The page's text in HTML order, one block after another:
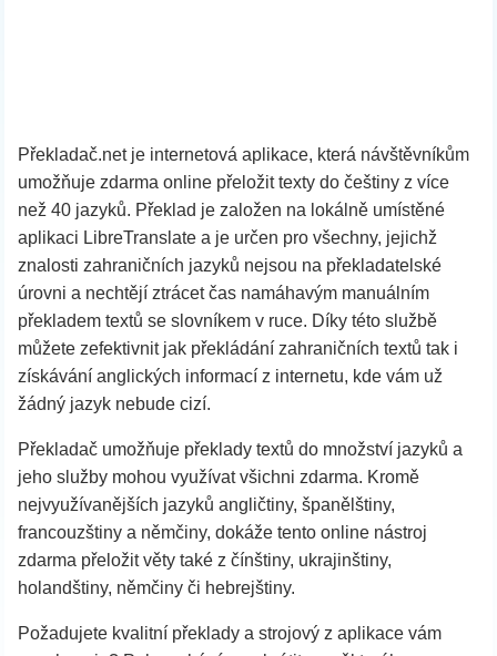
Překladač.net je internetová aplikace, která návštěvníkům
umožňuje zdarma online přeložit texty do češtiny z více
než 40 jazyků. Překlad je založen na lokálně umístěné
aplikaci LibreTranslate a je určen pro všechny, jejichž
znalosti zahraničních jazyků nejsou na překladatelské
úrovni a nechtějí ztrácet čas namáhavým manuálním
překladem textů se slovníkem v ruce. Díky této službě
můžete zefektivnit jak překládání zahraničních textů tak i
získávání anglických informací z internetu, kde vám už
žádný jazyk nebude cizí.
Překladač umožňuje překlady textů do množství jazyků a
jeho služby mohou využívat všichni zdarma. Kromě
nejvyužívanějších jazyků angličtiny, španělštiny,
francouzštiny a němčiny, dokáže tento online nástroj
zdarma přeložit věty také z čínštiny, ukrajinštiny,
holandštiny, němčiny či hebrejštiny.
Požadujete kvalitní překlady a strojový z aplikace vám